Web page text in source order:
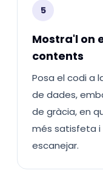
5
Mostra'l on
contents
Posa el codi a
de dades,
de gràcia, en
més satisfeta i
escanejar.